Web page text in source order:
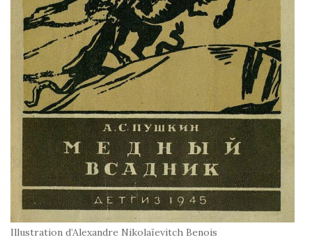
Illustration d’Alexandre Nikolaïevitch Benois